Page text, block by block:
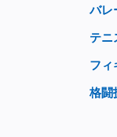
バレ
テニ
フィ
格闘